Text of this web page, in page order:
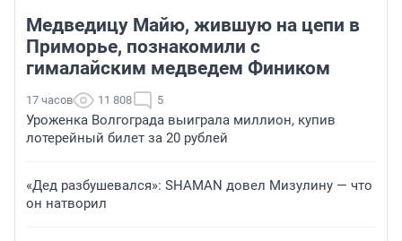
Медведицу Майю, жившую на цепи в
Приморье, познакомили с
гималайским медведем Фиником
17 часов 11 808 5
Уроженка Волгограда выиграла миллион, купив
лотерейный билет за 20 рублей
«Дед разбушевался»: SHAMAN довел Мизулину — что
он натворил